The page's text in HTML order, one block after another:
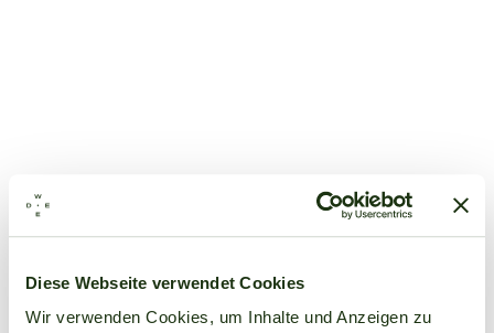
Diese Webseite verwendet Cookies
Wir verwenden Cookies, um Inhalte und Anzeigen zu